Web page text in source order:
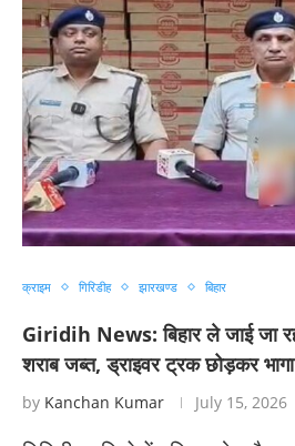
क्राइम गिरिडीह झारखण्ड बिहार
Giridih News: बिहार ले जाई जा
शराब जब्त, ड्राइवर ट्रक छोड़कर भागा
by Kanchan Kumar July 15, 2026